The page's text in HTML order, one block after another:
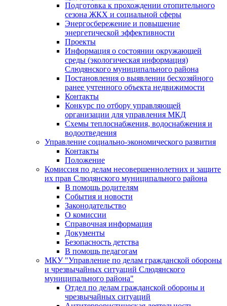
Подготовка к прохождении отопительного
сезона ЖКХ и социальной сферы
Энергосбережение и повышение
энергетической эффективности
Проекты
Информация о состоянии окружающей
среды (экологическая информация)
Слюдянского муниципального района
Постановления о выявлении бесхозяйного
ранее учтенного объекта недвижимости
Контакты
Конкурс по отбору управляющей
организации для управления МКД
Схемы теплоснабжения, водоснабжения и
водоотведения
Управление социально-экономического развития
Контакты
Положение
Комиссия по делам несовершеннолетних и защите
их прав Слюдянского муниципального района
В помощь родителям
События и новости
Законодательство
О комиссии
Справочная информация
Документы
Безопасность детства
В помощь педагогам
МКУ "Управление по делам гражданской обороны
и чрезвычайных ситуаций Слюдянского
муниципального района"
Отдел по делам гражданской обороны и
чрезвычайных ситуаций